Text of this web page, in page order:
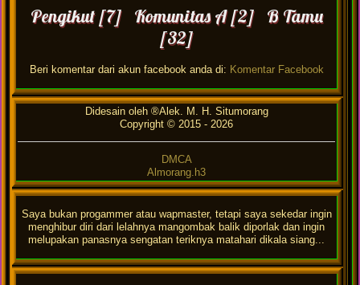
Pengikut [7] Komunitas A [2] B Tamu
[32]
Beri komentar dari akun facebook anda di: Komentar Facebook
Didesain oleh ®Alek. M. H. Situmorang
Copyright © 2015 - 2026
DMCA
Almorang.h3
Saya bukan progammer atau wapmaster, tetapi saya sekedar ingin
menghibur diri dari lelahnya mangombak balik diporlak dan ingin
melupakan panasnya sengatan teriknya matahari dikala siang...